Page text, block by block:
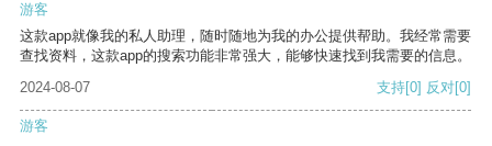
游客
这款app就像我的私人助理，随时随地为我的办公提供帮助。我经常需要
查找资料，这款app的搜索功能非常强大，能够快速找到我需要的信息。
2024-08-07
支持[0] 反对[0]
游客